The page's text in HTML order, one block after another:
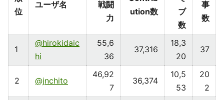
位
ユーザ名
戦闘
力
ution数
ブ
数
事
数
1
@hirokidaic
hi
55,6
36
37,316
18,3
20
37
2 @jnchito
46,92
7
36,374
10,5
53
20
2